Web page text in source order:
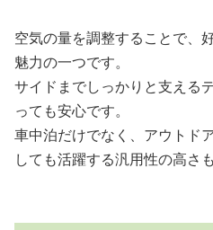
空気の量を調整することで、
魅力の一つです。
サイドまでしっかりと支える
っても安心です。
車中泊だけでなく、アウトド
しても活躍する汎用性の高さ